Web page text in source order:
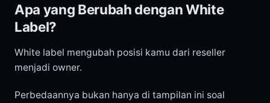
Apa yang Berubah dengan White
Label?
White label mengubah posisi kamu dari reseller
menjadi owner.
Perbedaannya bukan hanya di tampilan ini soal